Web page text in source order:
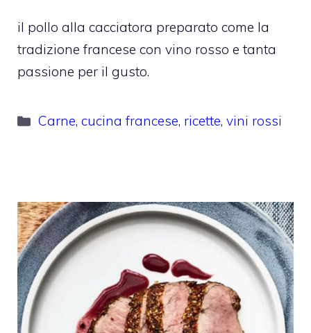
il pollo alla cacciatora preparato come la
tradizione francese con vino rosso e tanta
passione per il gusto.
Categorie
Carne,cucina francese, ricette,vini rossi